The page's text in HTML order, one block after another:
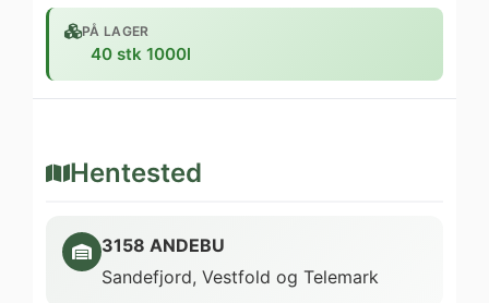
PÅ LAGER
40 stk 1000l
Hentested
3158 ANDEBU
Sandefjord, Vestfold og Telemark